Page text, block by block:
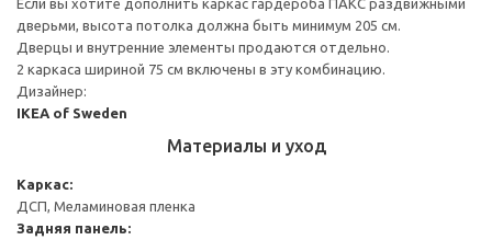
дверьми, высота потолка должна быть минимум 205 см.
Дверцы и внутренние элементы продаются отдельно.
2 каркаса шириной 75 см включены в эту комбинацию.
Дизайнер:
IKEA of Sweden
Материалы и уход
Каркас:
ДСП, Меламиновая пленка
Задняя панель: